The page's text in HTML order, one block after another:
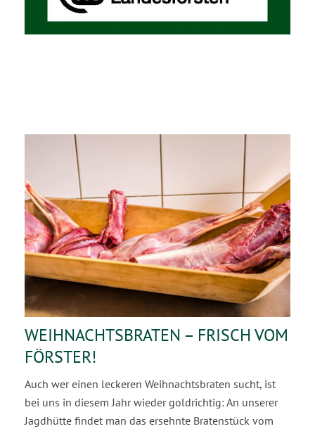
WEIHNACHTSBRATEN – FRISCH VOM
FÖRSTER!
Auch wer einen leckeren Weihnachtsbraten sucht, ist
bei uns in diesem Jahr wieder goldrichtig: An unserer
Jagdhütte findet man das ersehnte Bratenstück vom